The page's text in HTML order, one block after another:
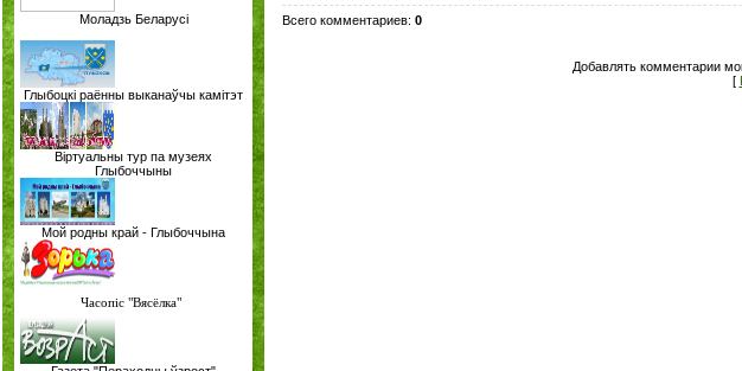
Моладзь Беларусі
Глыбоцкі раённы выканаўчы камітэт
Віртуальны тур па музеях
Глыбоччыны
Мой родны край - Глыбоччына
Часопіс "Вясёлка"
Всего комментариев: 0
Добавлять комментарии
[